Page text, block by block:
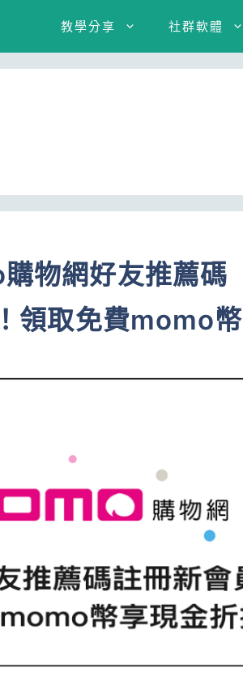
教學分享 社群軟體
物網好友推薦碼
領取免費momo幣